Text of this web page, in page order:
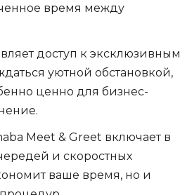
время между
доступ к эксклюзивным
уютной обстановкой,
ценно для бизнес-
Meet & Greet включает в
и скоростных
ваше время, но и